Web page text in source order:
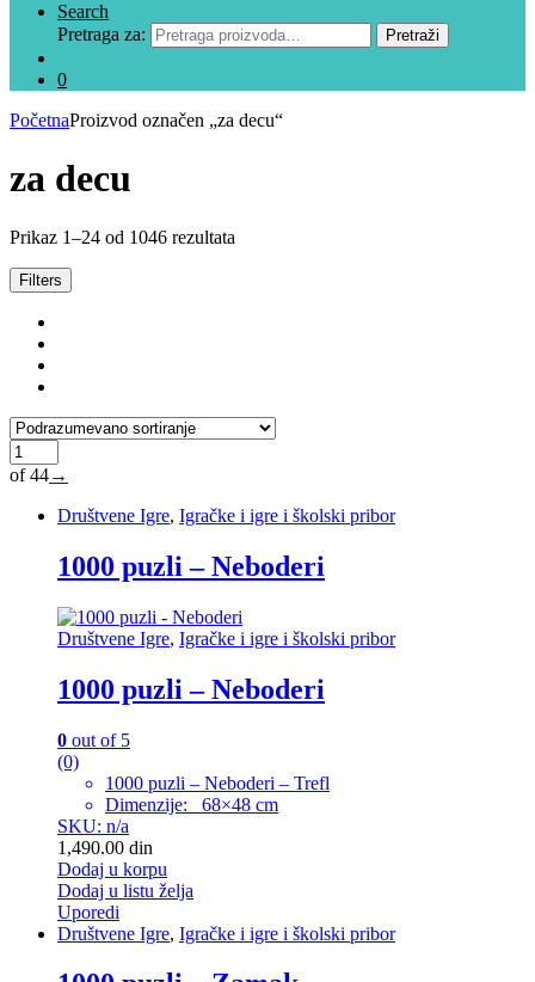
Search
Pretraga za:
Pretraži
0
PočetnaProizvod označen „za decu“
za decu
Prikaz 1–24 od 1046 rezultata
Filters
of 44→
Društvene Igre, Igračke i igre i školski pribor
1000 puzli – Neboderi
Društvene Igre, Igračke i igre i školski pribor
1000 puzli – Neboderi
0 out of 5
(0)
1000 puzli – Neboderi – Trefl
Dimenzije: 68×48 cm
SKU: n/a
1,490.00 din
Dodaj u korpu
Dodaj u listu želja
Uporedi
Društvene Igre, Igračke i igre i školski pribor